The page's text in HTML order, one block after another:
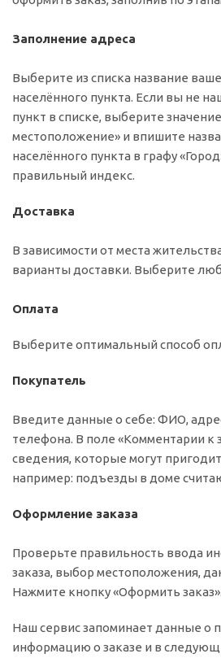
Заполнение адреса
Выберите из списка название
населённого пункта. Если вы не
пункт в списке, выберите
местоположение» и впишите
населённого пункта в графу
правильный индекс.
Доставка
В зависимости от места
варианты доставки. Выберите
Оплата
Выберите оптимальный способ
Покупатель
Введите данные о себе: ФИО,
телефона. В поле «Комментарии к
сведения, которые могут
например: подъезды в доме
Оформление заказа
Проверьте правильность ввода
заказа, выбор местоположения,
Нажмите кнопку «Оформить заказ».
Наш сервис запоминает данные о
информацию о заказе и в